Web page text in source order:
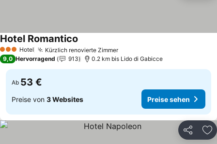
3 SterneHotel Kürzlich renovierte ZimmerPreise sehen
Hotel Romantico
9,0 Hervorragend 913 0.2 km bis Lido di Gabicce
Ab 53 €
Preise von 3 Websites Preise sehen
Teilen